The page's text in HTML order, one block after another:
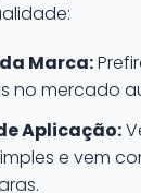
Marca:
no mercado
Aplicação:
e vem